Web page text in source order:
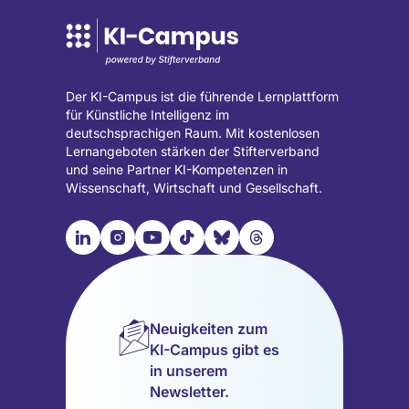
Der KI-Campus ist die führende Lernplattform
für Künstliche Intelligenz im
deutschsprachigen Raum. Mit kostenlosen
Lernangeboten stärken der Stifterverband
und seine Partner KI-Kompetenzen in
Wissenschaft, Wirtschaft und Gesellschaft.

Besuche
unsere
LinkedIn
📹︎
Besuche
unsere
(wird
in
einem
neuen
📺︎
Besuche
(wird
in
einem
neuen
🎵︎
Besuche
(wird
in
einem
neuen
🦋︎
Besuche
(wird
in
einem
neuen
🧵︎
Besuche
unsere
(wird
in
Neuigkeiten zum
KI-Campus gibt es
in unserem
Newsletter.